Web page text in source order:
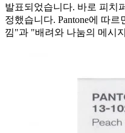
발표되었습니다. 바로 피치
정했습니다. Pantone에 따르
낌"과 "배려와 나눔의 메시